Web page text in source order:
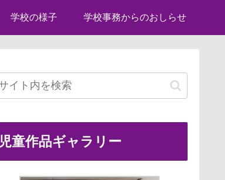
学校の様子 学校事務からのおしらせ
児童作品ギャラリー